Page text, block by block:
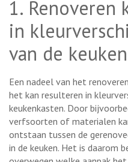
1. Renoveren
in
van de
Een nadeel van het
het kan resulteren in
keukenkasten. Door
verfsoorten of materialen
ontstaan tussen de
in de keuken. Het is daarom